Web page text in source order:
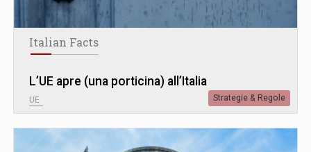
Italian Facts
L’UE apre (una porticina) all’Italia
UE Strategie & Regole